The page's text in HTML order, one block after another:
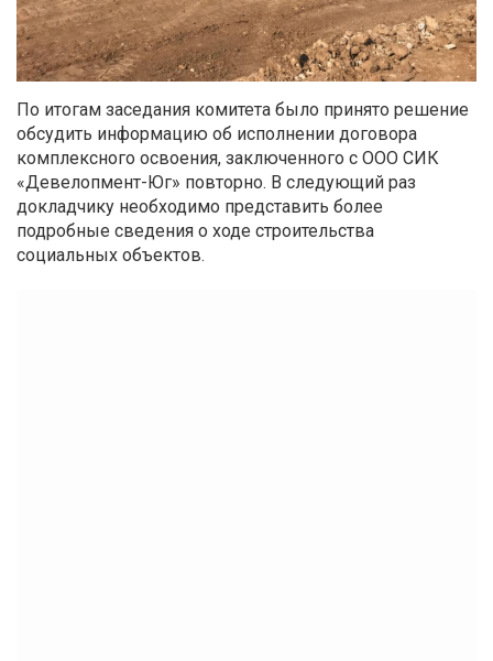
По итогам заседания комитета было принято решение
обсудить информацию об исполнении договора
комплексного освоения, заключенного с ООО СИК
«Девелопмент-Юг» повторно. В следующий раз
докладчику необходимо представить более
подробные сведения о ходе строительства
социальных объектов.